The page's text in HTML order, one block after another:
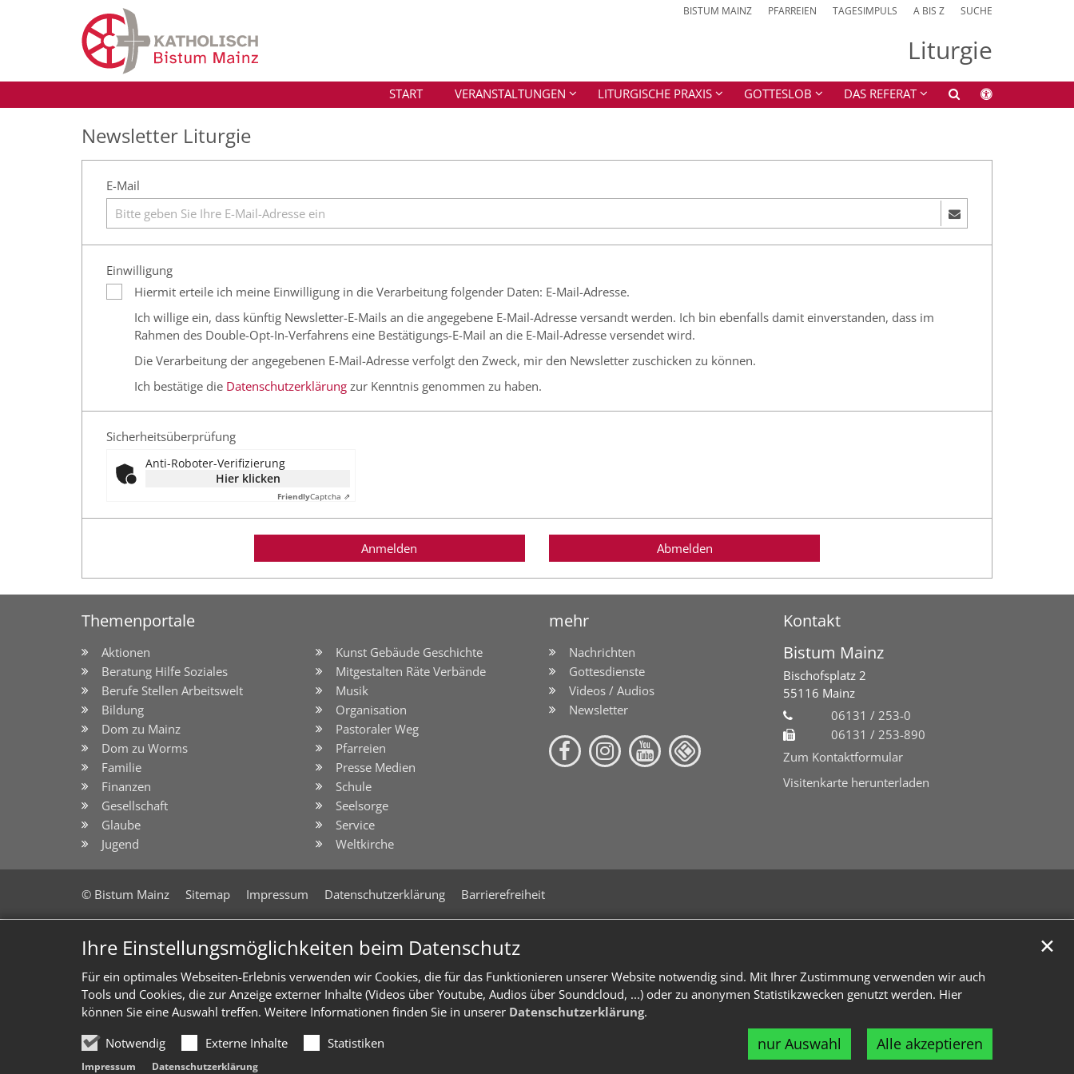
Ihre Einstellungsmöglichkeiten beim Datenschutz
Für ein optimales Webseiten-Erlebnis verwenden wir Cookies, die für das Funktionieren unserer Website notwendig sind. Mit Ihrer Zustimmung verwenden wir auch
Tools und Cookies, die zur Anzeige externer Inhalte (Videos über Youtube, Audios über Soundcloud, ...) oder zu anonymen Statistikzwecken genutzt werden. Hier
können Sie eine Auswahl treffen. Weitere Informationen finden Sie in unserer Datenschutzerklärung.
Notwendig
Externe Inhalte Statistiken nur Auswahl Alle akzeptieren
✕
Impressum Datenschutzerklärung
BISTUM MAINZ PFARREIEN TAGESIMPULS A BIS Z SUCHE
Liturgie
START VERANSTALTUNGEN LITURGISCHE PRAXIS GOTTESLOB DAS REFERAT
Newsletter Liturgie
E-Mail
Einwilligung
Hiermit erteile ich meine Einwilligung in die Verarbeitung folgender Daten: E-Mail-Adresse.
Ich willige ein, dass künftig Newsletter-E-Mails an die angegebene E-Mail-Adresse versandt werden. Ich bin ebenfalls damit einverstanden, dass im
Rahmen des Double-Opt-In-Verfahrens eine Bestätigungs-E-Mail an die E-Mail-Adresse versendet wird.
Die Verarbeitung der angegebenen E-Mail-Adresse verfolgt den Zweck, mir den Newsletter zuschicken zu können.
Ich bestätige die Datenschutzerklärung zur Kenntnis genommen zu haben.
Sicherheitsüberprüfung
Anti-Roboter-Verifizierung
Hier klicken
FriendlyCaptcha ⇗
Anmelden Abmelden
Themenportale mehr Kontakt
Aktionen
Beratung Hilfe Soziales
Berufe Stellen Arbeitswelt
Bildung
Dom zu Mainz
Dom zu Worms
Familie
Finanzen
Gesellschaft
Glaube
Jugend
Kunst Gebäude Geschichte
Mitgestalten Räte Verbände
Musik
Organisation
Pastoraler Weg
Pfarreien
Presse Medien
Schule
Seelsorge
Service
Weltkirche
Nachrichten
Gottesdienste
Videos / Audios
Newsletter
Bistum Mainz
Bischofsplatz 2
55116 Mainz
06131 / 253-0
06131 / 253-890
Zum Kontaktformular
Visitenkarte herunterladen
© Bistum Mainz Sitemap Impressum Datenschutzerklärung Barrierefreiheit